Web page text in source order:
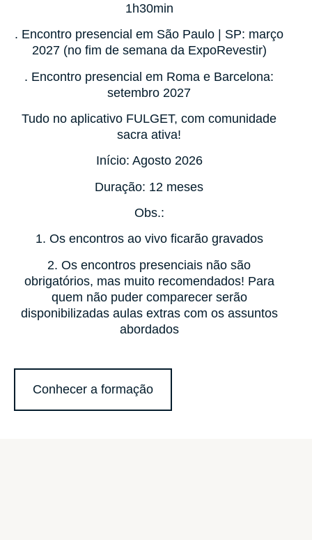
1h30min
. Encontro presencial em São Paulo | SP: março
2027 (no fim de semana da ExpoRevestir)
. Encontro presencial em Roma e Barcelona:
setembro 2027
Tudo no aplicativo FULGET, com comunidade
sacra ativa!
Início: Agosto 2026
Duração: 12 meses
Obs.:
1. Os encontros ao vivo ficarão gravados
2. Os encontros presenciais não são
obrigatórios, mas muito recomendados! Para
quem não puder comparecer serão
disponibilizadas aulas extras com os assuntos
abordados
Conhecer a formação